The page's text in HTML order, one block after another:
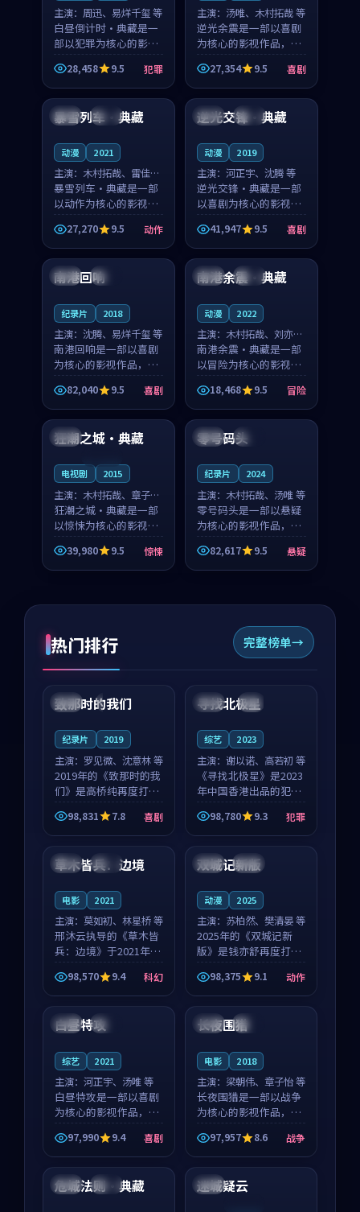
主演： 周迅、易烊千玺 等
白昼倒计时·典藏是一
部以犯罪为核心的影视
作品，围绕危机、反转
与人物成长展开，整体
节奏紧凑，值得推荐观
28,458 9.5 犯罪
主演： 汤唯、木村拓哉 等
逆光余震是一部以喜剧
为核心的影视作品，围
绕危机、反转与人物成
长展开，整体节奏紧
凑，值得推荐观看。
27,354 9.5 喜剧
日本 杜比
暴雪列车·典藏
动漫 2021
主演： 木村拓哉、雷佳音
等
暴雪列车·典藏是一部
以动作为核心的影视作
品，围绕危机、反转与
人物成长展开，整体节
奏紧凑，值得推荐观
看。
27,270 9.5 动作
泰国 热播
逆光交锋·典藏
动漫 2019
主演： 河正宇、沈腾 等
逆光交锋·典藏是一部
以喜剧为核心的影视作
品，围绕危机、反转与
人物成长展开，整体节
奏紧凑，值得推荐观
看。
41,947 9.5 喜剧
韩国 高分
南港回响
纪录片 2018
主演： 沈腾、易烊千玺 等
南港回响是一部以喜剧
为核心的影视作品，围
绕危机、反转与人物成
长展开，整体节奏紧
凑，值得推荐观看。
82,040 9.5 喜剧
中国 高分
南港余震·典藏
动漫 2022
主演： 木村拓哉、刘亦菲
等
南港余震·典藏是一部
以冒险为核心的影视作
品，围绕危机、反转与
人物成长展开，整体节
奏紧凑，值得推荐观
看。
18,468 9.5 冒险
法国
狂潮之城·典藏
电视剧 2015
主演： 木村拓哉、章子怡
等
狂潮之城·典藏是一部
以惊悚为核心的影视作
品，围绕危机、反转与
人物成长展开，整体节
奏紧凑，值得推荐观
39,980 9.5 惊悚
英国 热播
零号码头
纪录片 2024
主演： 木村拓哉、汤唯 等
零号码头是一部以悬疑
为核心的影视作品，围
绕危机、反转与人物成
长展开，整体节奏紧
凑，值得推荐观看。
82,617 9.5 悬疑
热门排行 完整榜单
中国 4K
99:22
致那时的我们
纪录片 2019
主演： 罗见微、沈意林 等
2019年的《致那时的我
们》是高桥纯再度打磨
的喜剧佳作。中国大陆
的取景与都市寓言的氛
围相互成就，罗见微与
沈意林的对手戏自然克
制，让整部影片在悬
98,831 7.8 喜剧
中国 4K
99:18
寻找北极星
综艺 2023
主演： 谢以诺、高若初 等
《寻找北极星》是2023
年中国香港出品的犯罪
新作，主创团队希望用
公路冒险的故事让观众
停下来想一想。谢以诺
领衔，高若初担任重要
角色，戚南柯的叙事
98,780 9.3 犯罪
泰国 独播
草木皆兵：边境
电影 2021
主演： 莫如初、林星桥 等
邢沐云执导的《草木皆
兵：边境》于2021年面
世，泰国的城市气质与
校园青春的人物心境共
同构筑了影片基调。莫
如初、林星桥用细腻的
表演撑起整部科幻电
98,570 9.4 科幻
中国 独播
双城记新版
动漫 2025
主演： 苏柏然、樊清晏 等
2025年的《双城记新
版》是钱亦舒再度打磨
的动作佳作。中国大陆
的取景与沙漠探险的氛
围相互成就，苏柏然与
樊清晏的对手戏自然克
制，让整部影片在悬念
98,375 9.1 动作
韩国 杜比
白昼特攻
综艺 2021
主演： 河正宇、汤唯 等
白昼特攻是一部以喜剧
为核心的影视作品，围
绕危机、反转与人物成
长展开，整体节奏紧
凑，值得推荐观看。
97,990 9.4 喜剧
中国 完结
长夜围猎
电影 2018
主演： 梁朝伟、章子怡 等
长夜围猎是一部以战争
为核心的影视作品，围
绕危机、反转与人物成
长展开，整体节奏紧
凑，值得推荐观看。
97,957 8.6 战争
法国 高分
危城法则·典藏
泰国
迷城疑云